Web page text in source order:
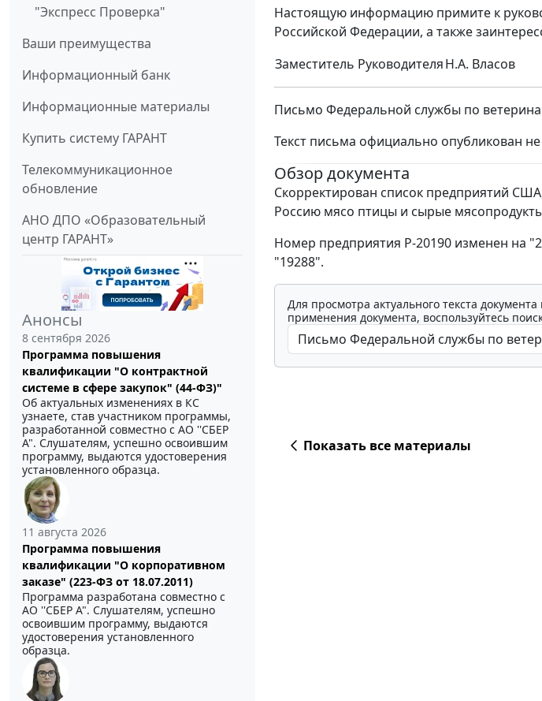
"Экспресс Проверка"
Ваши преимущества
Информационный банк
Информационные материалы
Купить систему ГАРАНТ
Телекоммуникационное
обновление
АНО ДПО «Образовательный
центр ГАРАНТ»
Анонсы
8 сентября 2026
Программа повышения
квалификации "О контрактной
системе в сфере закупок" (44-ФЗ)"
Об актуальных изменениях в КС
узнаете, став участником программы,
разработанной совместно с АО ''СБЕР
А". Слушателям, успешно освоившим
программу, выдаются удостоверения
установленного образца.
11 августа 2026
Программа повышения
квалификации "О корпоративном
заказе" (223-ФЗ от 18.07.2011)
Программа разработана совместно с
АО ''СБЕР А". Слушателям, успешно
освоившим программу, выдаются
удостоверения установленного
образца.
Настоящую информацию примите к
Российской Федерации, а также
Заместитель РуководителяН.А. Власов
Письмо Федеральной службы по
Текст письма официально опубликован
Обзор документа
Скорректирован список предприятий
Россию мясо птицы и сырые
Номер предприятия Р-20190 изменен на
"19288".
Для просмотра актуального текста
применения документа, воспользуйтесь
Показать все материалы